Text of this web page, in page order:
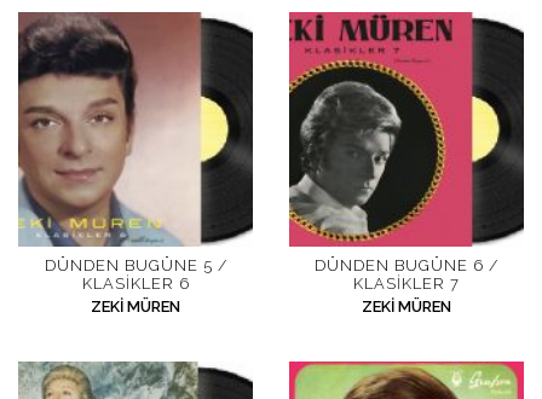
DÜNDEN BUGÜNE 5 /
KLASIKLER 6
ZEKI MÜREN
DÜNDEN BUGÜNE 6 /
KLASIKLER 7
ZEKI MÜREN